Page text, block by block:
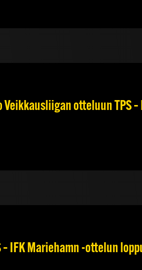
Veikkausliigan otteluun TPS
– IFK Mariehamn -ottelun